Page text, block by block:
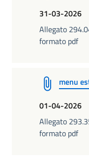
31-03-2026
Allegato
formato pdf
menu
01-04-2026
Allegato
formato pdf